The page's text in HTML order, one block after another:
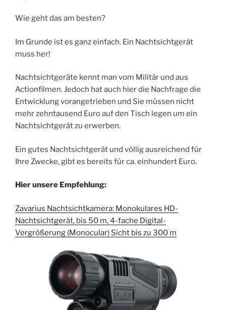
Wie geht das am besten?
Im Grunde ist es ganz einfach. Ein Nachtsichtgerät
muss her!
Nachtsichtgeräte kennt man vom Militär und aus
Actionfilmen. Jedoch hat auch hier die Nachfrage die
Entwicklung vorangetrieben und Sie müssen nicht
mehr zehntausend Euro auf den Tisch legen um ein
Nachtsichtgerät zu erwerben.
Ein gutes Nachtsichtgerät und völlig ausreichend für
Ihre Zwecke, gibt es bereits für ca. einhundert Euro.
Hier unsere Empfehlung:
Zavarius Nachtsichtkamera: Monokulares HD-
Nachtsichtgerät, bis 50 m, 4-fache Digital-
Vergrößerung (Monocular) Sicht bis zu 300 m